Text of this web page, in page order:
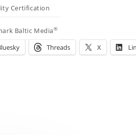
Certification
Baltic Media®
Threads X